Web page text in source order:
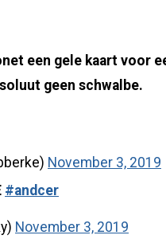
een gele kaart voor
geen schwalbe.
November 3, 2019
#andcer
November 3, 2019